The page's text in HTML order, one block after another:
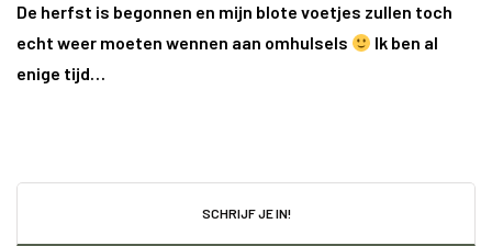
De herfst is begonnen en mijn blote voetjes zullen toch
echt weer moeten wennen aan omhulsels
Ik ben al
enige tijd…
SCHRIJF JE IN!